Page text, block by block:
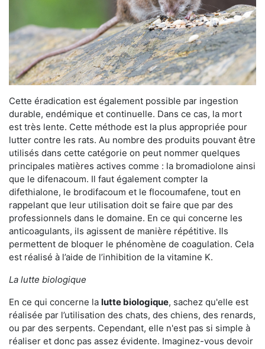
Cette éradication est également possible par ingestion
durable, endémique et continuelle. Dans ce cas, la mort
est très lente. Cette méthode est la plus appropriée pour
lutter contre les rats. Au nombre des produits pouvant être
utilisés dans cette catégorie on peut nommer quelques
principales matières actives comme : la bromadiolone ainsi
que le difenacoum. Il faut également compter la
difethialone, le brodifacoum et le flocoumafene, tout en
rappelant que leur utilisation doit se faire que par des
professionnels dans le domaine. En ce qui concerne les
anticoagulants, ils agissent de manière répétitive. Ils
permettent de bloquer le phénomène de coagulation. Cela
est réalisé à l’aide de l’inhibition de la vitamine K.
La lutte biologique
En ce qui concerne la lutte biologique, sachez qu'elle est
réalisée par l’utilisation des chats, des chiens, des renards,
ou par des serpents. Cependant, elle n'est pas si simple à
réaliser et donc pas assez évidente. Imaginez-vous devoir